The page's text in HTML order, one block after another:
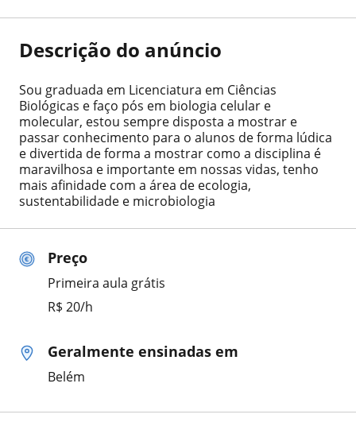
Preço
Primeira aula grátis
R$ 20/h
Geralmente ensinadas em
Belém
Descrição do anúncio
Sou graduada em Licenciatura em Ciências
Biológicas e faço pós em biologia celular e
molecular, estou sempre disposta a mostrar e
passar conhecimento para o alunos de forma lúdica
e divertida de forma a mostrar como a disciplina é
maravilhosa e importante em nossas vidas, tenho
mais afinidade com a área de ecologia,
sustentabilidade e microbiologia